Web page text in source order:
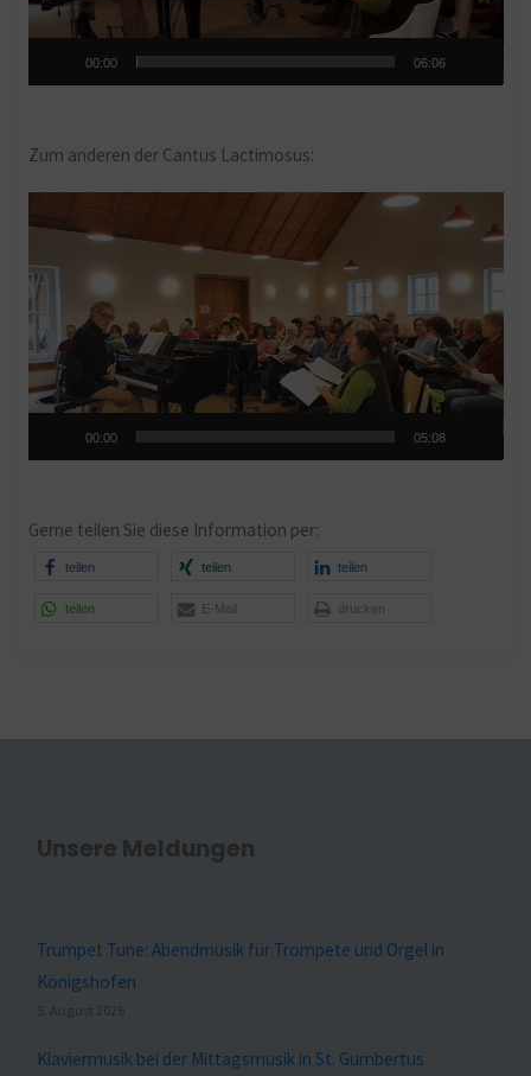
00:00 06:06
Zum anderen der Cantus Lactimosus:
00:00 05:08
Gerne teilen Sie diese Information per:
teilen teilen teilen
teilen E-Mail drucken
Unsere Meldungen
Trumpet Tune: Abendmusik für Trompete und Orgel in
Königshofen
5. August 2026
Klaviermusik bei der Mittagsmusik in St. Gumbertus